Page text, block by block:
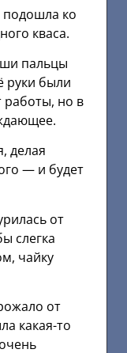
подошла ко
кваса.
пальцы
руки были
но в
делая
— и будет
от
слегка
чайку
от
какая-то